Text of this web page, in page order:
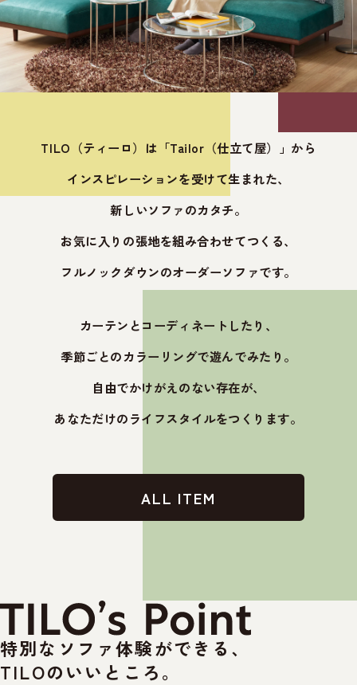
TILO（ティーロ）は「Tailor（仕立て屋）」から
インスピレーションを受けて生まれた、
新しいソファのカタチ。
お気に入りの張地を組み合わせてつくる、
フルノックダウンのオーダーソファです。
カーテンとコーディネートしたり、
季節ごとのカラーリングで遊んでみたり。
自由でかけがえのない存在が、
あなただけのライフスタイルをつくります。
ALL ITEM
特別なソファ体験ができる、
TILOのいいところ。